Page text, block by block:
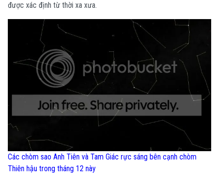
được xác định từ thời xa xưa.
Các chòm sao Anh Tiên và Tam Giác rực sáng bên cạnh chòm
Thiên hậu trong tháng 12 này